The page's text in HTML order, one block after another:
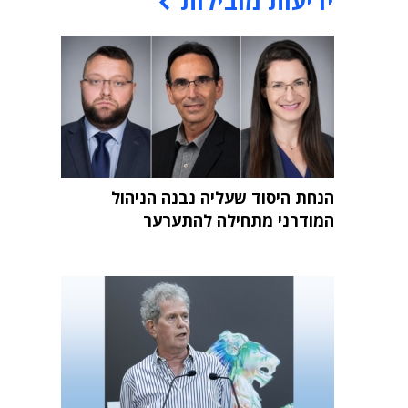
הנחת היסוד שעליה נבנה הניהול
המודרני מתחילה להתערער